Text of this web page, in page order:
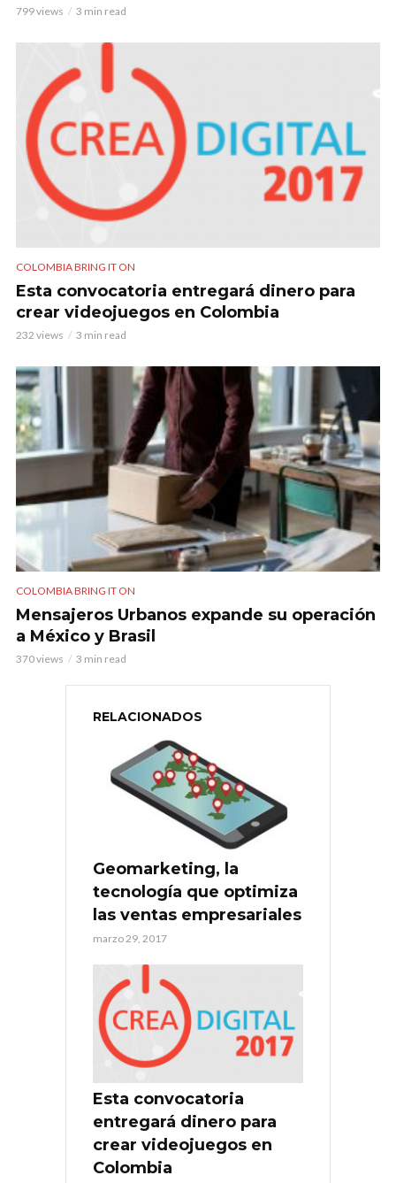
799 views 3 min read
COLOMBIA BRING IT ON
Esta convocatoria entregará dinero para
crear videojuegos en Colombia
232 views 3 min read
COLOMBIA BRING IT ON
Mensajeros Urbanos expande su operación
a México y Brasil
370 views 3 min read
RELACIONADOS
Geomarketing, la
tecnología que optimiza
las ventas empresariales
marzo 29, 2017
Esta convocatoria
entregará dinero para
crear videojuegos en
Colombia